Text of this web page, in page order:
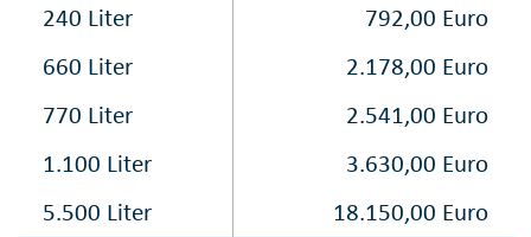
240 Liter
792,00 Euro
660 Liter
2.178,00 Euro
770 Liter
2.541,00 Euro
1.100 Liter
3.630,00 Euro
5.500 Liter
18.150,00 Euro